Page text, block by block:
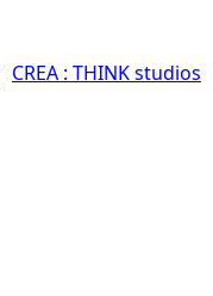
CREA : THINK studios